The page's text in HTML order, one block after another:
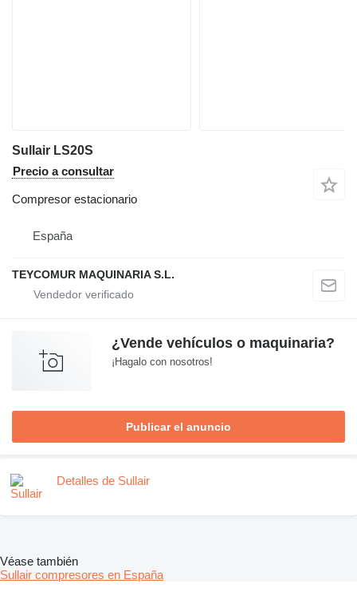
Sullair LS20S
Precio a consultar
Compresor estacionario
España
TEYCOMUR MAQUINARIA S.L.
¿Vende vehículos o maquinaria?
¡Hagalo con nosotros!
Publicar el anuncio
Detalles de Sullair
Véase también
Sullair compresores en España